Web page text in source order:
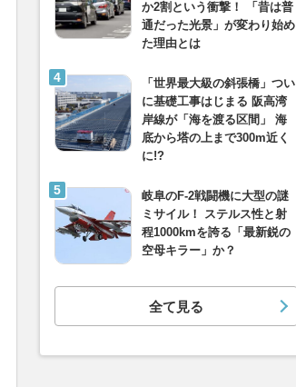
か2割という衝撃！ 「昔は普
通だった光景」が変わり始め
た理由とは
「世界最大級の斜張橋」つい
に基礎工事はじまる 阪高湾
岸線が「海を渡る区間」 海
底から塔の上まで300m近く
に!?
岐阜のF-2戦闘機に大型の謎
ミサイル！ ステルス性と射
程1000kmを誇る「最新鋭の
空母キラー」か？
全て見る